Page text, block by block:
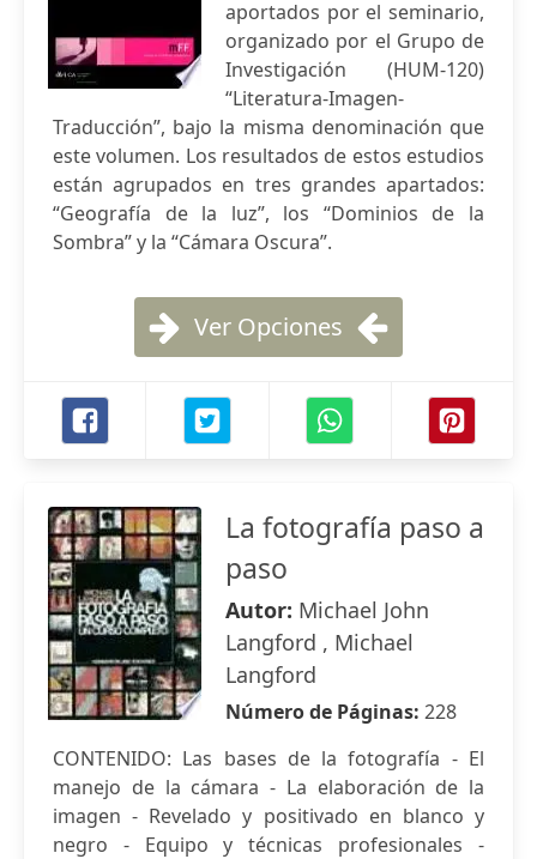
aportados por el seminario,
organizado por el Grupo de
Investigación (HUM-120)
“Literatura-Imagen-
Traducción”, bajo la misma denominación que
este volumen. Los resultados de estos estudios
están agrupados en tres grandes apartados:
“Geografía de la luz”, los “Dominios de la
Sombra” y la “Cámara Oscura”.
Ver Opciones
La fotografía paso a
paso
Autor: Michael John
Langford , Michael
Langford
Número de Páginas: 228
CONTENIDO: Las bases de la fotografía - El
manejo de la cámara - La elaboración de la
imagen - Revelado y positivado en blanco y
negro - Equipo y técnicas profesionales -